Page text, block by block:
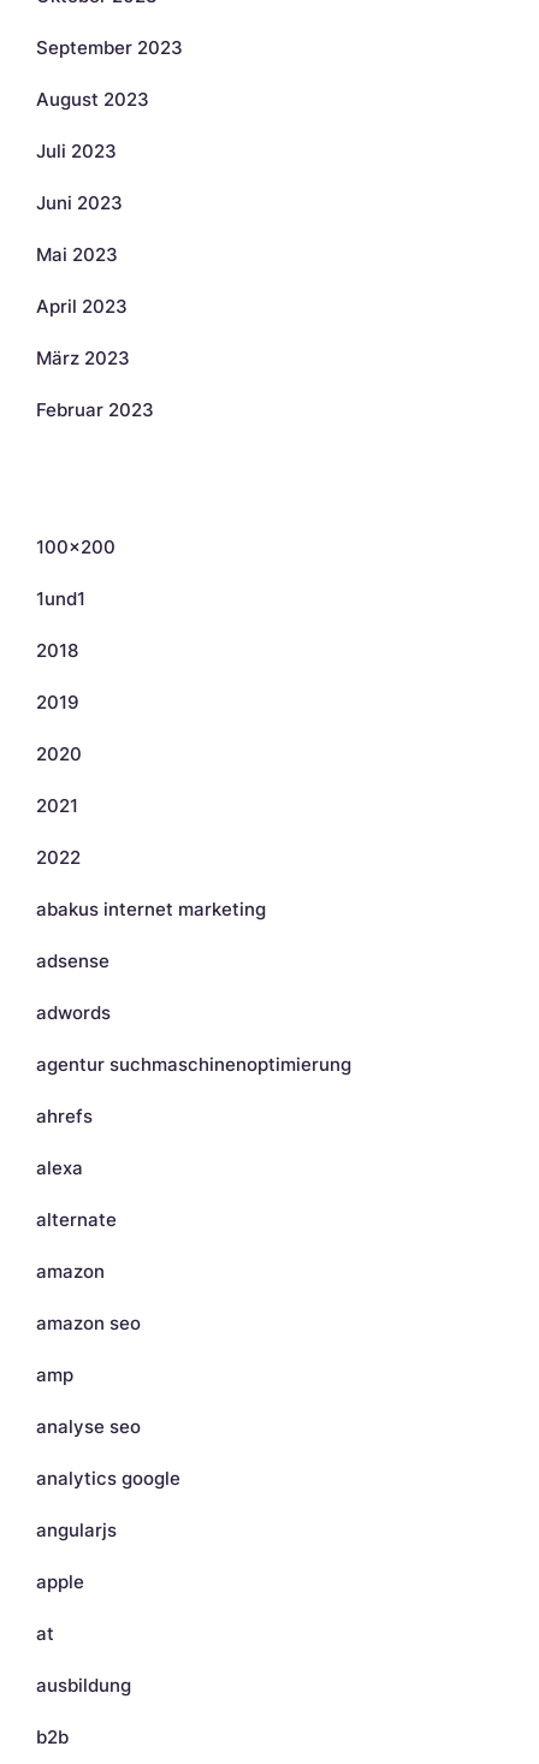
September 2023
August 2023
Juli 2023
Juni 2023
Mai 2023
April 2023
März 2023
Februar 2023
100×200
1und1
2018
2019
2020
2021
2022
abakus internet marketing
adsense
adwords
agentur suchmaschinenoptimierung
ahrefs
alexa
alternate
amazon
amazon seo
amp
analyse seo
analytics google
angularjs
apple
at
ausbildung
b2b